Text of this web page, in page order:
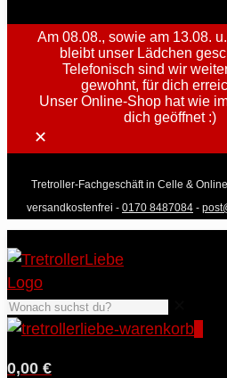
Am 08.08., sowie am 13.08.
bleibt unser Lädchen
Telefonisch sind wir
gewohnt, für dich
Unser Online-Shop hat wie
dich geöffnet :)
✕
Tretroller-Fachgeschäft in Celle &
versandkostenfrei - 0170 8487084 -
0,00 €